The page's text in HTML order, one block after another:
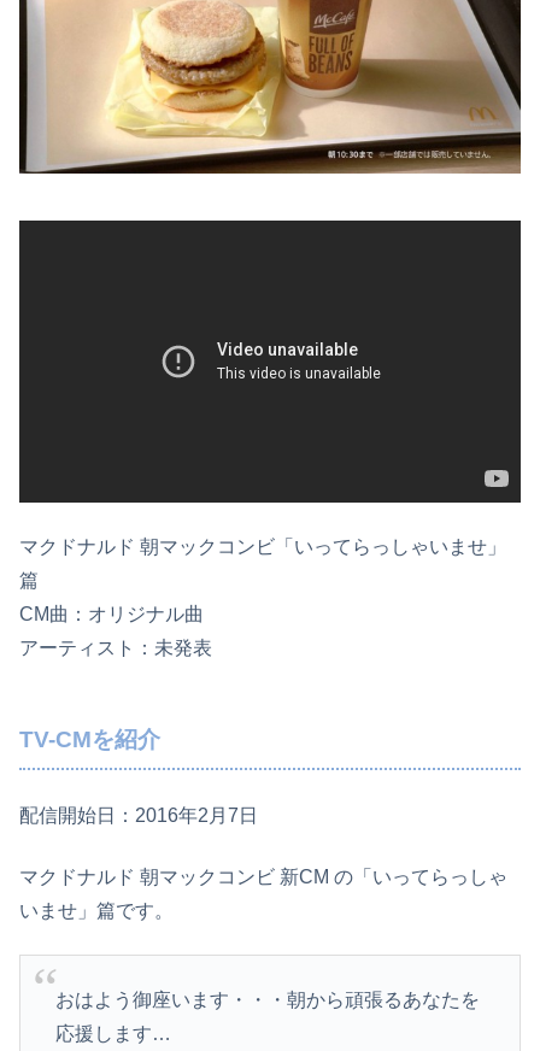
マクドナルド 朝マックコンビ「いってらっしゃいませ」
篇
CM曲：オリジナル曲
アーティスト：未発表
TV-CMを紹介
配信開始日：2016年2月7日
マクドナルド 朝マックコンビ 新CM の「いってらっしゃ
いませ」篇です。
おはよう御座います・・・朝から頑張るあなたを
応援します…